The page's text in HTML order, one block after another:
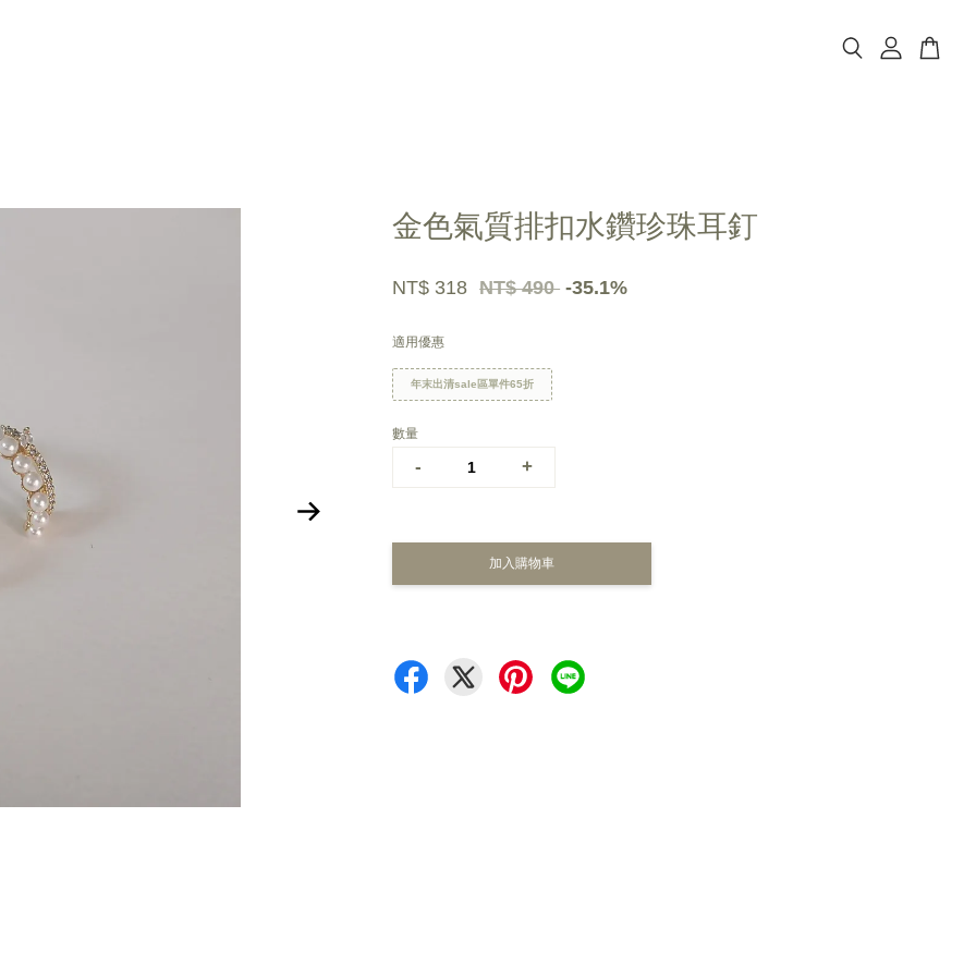
金色氣質排扣水鑽珍珠耳釘
NT$ 318 NT$ 490 -35.1%
適用優惠
年末出清sale區單件65折
數量
- +
加入購物車